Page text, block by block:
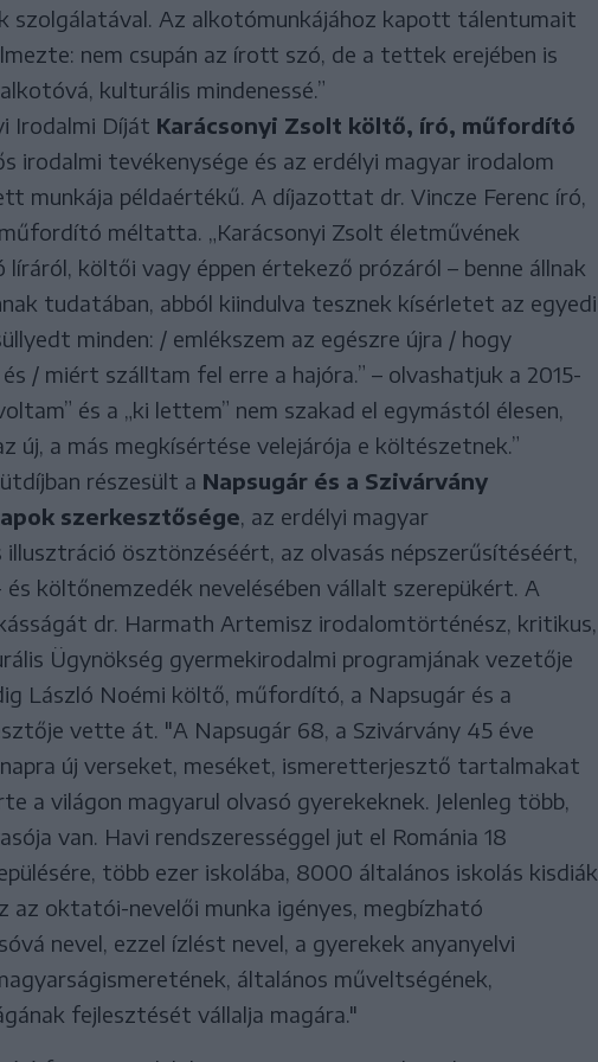
szolgálatával. Az alkotómunkájához kapott tálentumait
nem csupán az írott szó, de a tettek erejében is
kulturális mindenessé.”
Irodalmi Díját Karácsonyi Zsolt költő, író, műfordító
irodalmi tevékenysége és az erdélyi magyar irodalom
munkája példaértékű. A díjazottat dr. Vincze Ferenc író,
méltatta. „Karácsonyi Zsolt életművének
líráról, költői vagy éppen értekező prózáról – benne állnak
tudatában, abból kiindulva tesznek kísérletet az egyedi
minden: / emlékszem az egészre újra / hogy
/ miért szálltam fel erre a hajóra.” – olvashatjuk a 2015-
és a „ki lettem” nem szakad el egymástól élesen,
új, a más megkísértése velejárója e költészetnek.”
részesült a Napsugár és a Szivárvány
szerkesztősége, az erdélyi magyar
illusztráció ösztönzéséért, az olvasás népszerűsítéséért,
költőnemzedék nevelésében vállalt szerepükért. A
dr. Harmath Artemisz irodalomtörténész, kritikus,
Ügynökség gyermekirodalmi programjának vezetője
László Noémi költő, műfordító, a Napsugár és a
vette át. "A Napsugár 68, a Szivárvány 45 éve
új verseket, meséket, ismeretterjesztő tartalmakat
a világon magyarul olvasó gyerekeknek. Jelenleg több,
van. Havi rendszerességgel jut el Románia 18
több ezer iskolába, 8000 általános iskolás kisdiák
az oktatói-nevelői munka igényes, megbízható
nevel, ezzel ízlést nevel, a gyerekek anyanyelvi
általános műveltségének,
fejlesztését vállalja magára."